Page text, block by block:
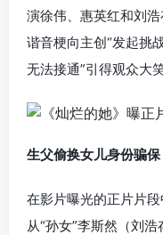
演徐伟、惠英红和刘
谐音梗向主创“发起挑
无法接通”引得观众大笑
生父偷换女儿身份骗
在影片曝光的正片片
从“孙女”李斯然（刘